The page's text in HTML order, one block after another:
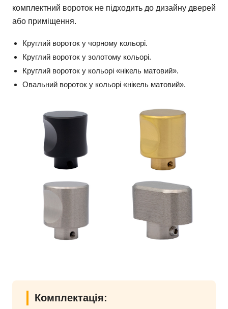
комплектний вороток не підходить до дизайну дверей
або приміщення.
Круглий вороток у чорному кольорі.
Круглий вороток у золотому кольорі.
Круглий вороток у кольорі «нікель матовий».
Овальний вороток у кольорі «нікель матовий».
Комплектація: